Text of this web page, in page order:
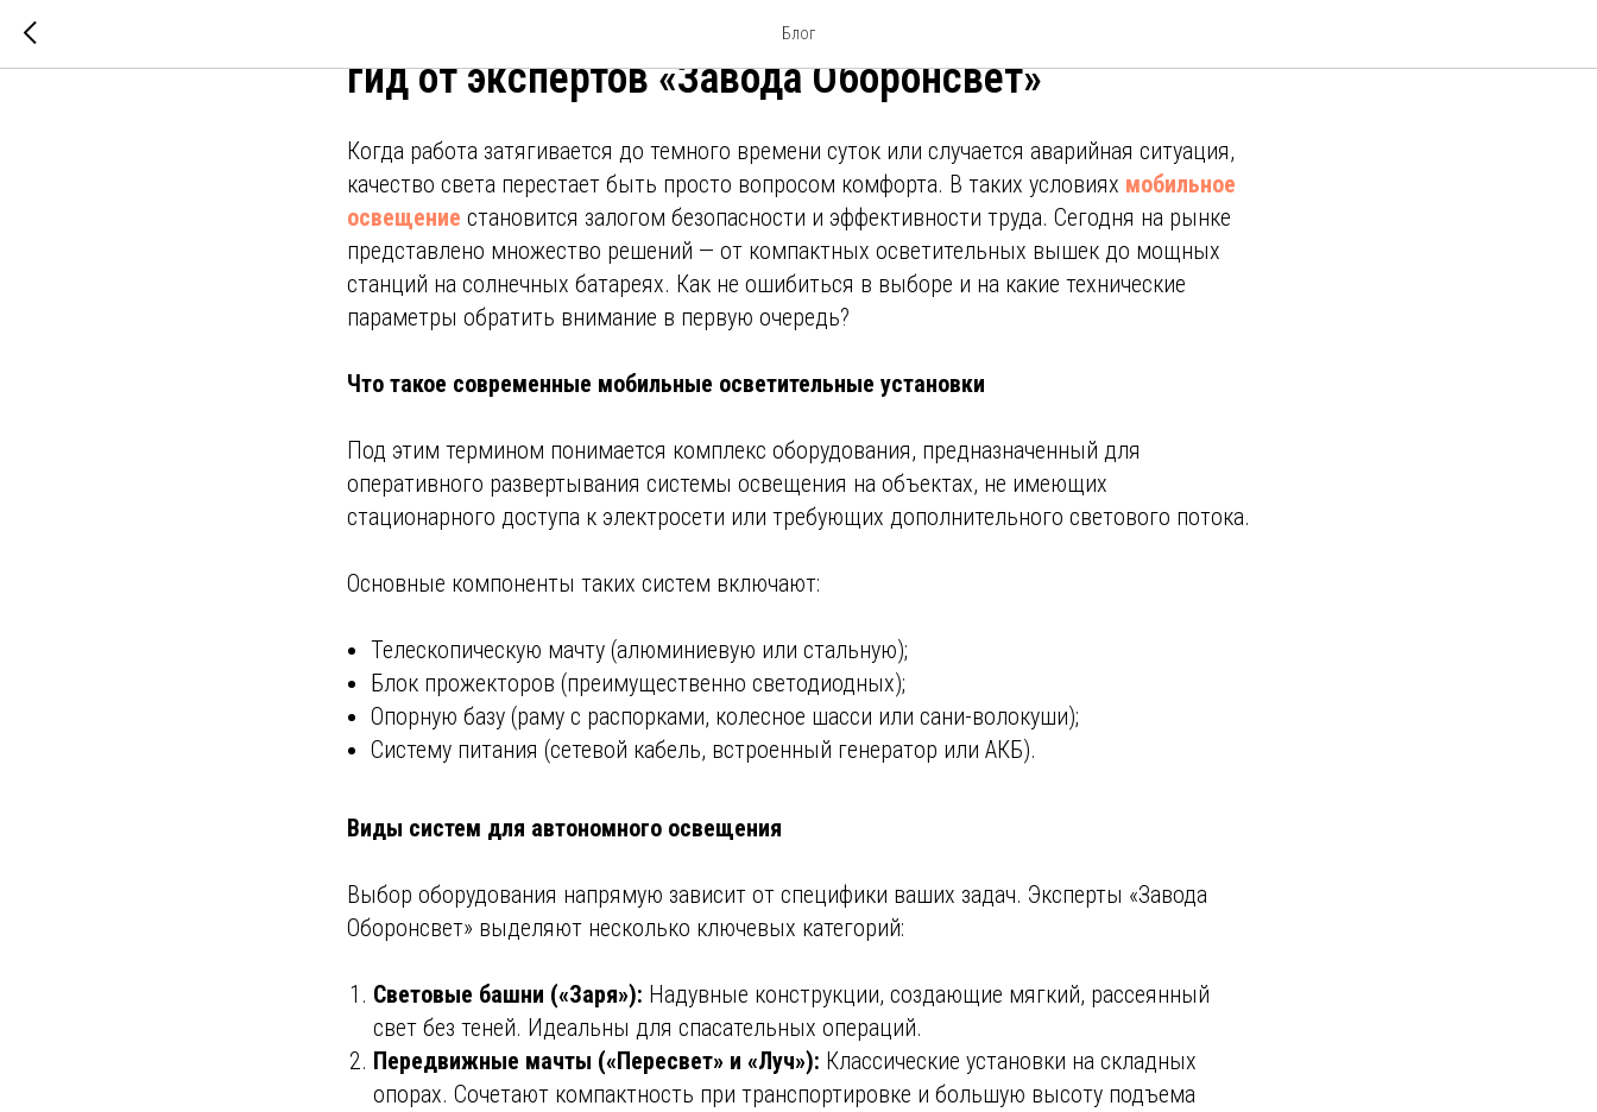
Блог
Как выбрать надежное мобильное освещение:
гид от экспертов «Завода Оборонсвет»
Когда работа затягивается до темного времени суток или случается аварийная ситуация,
качество света перестает быть просто вопросом комфорта. В таких условиях мобильное
освещение становится залогом безопасности и эффективности труда. Сегодня на рынке
представлено множество решений — от компактных осветительных вышек до мощных
станций на солнечных батареях. Как не ошибиться в выборе и на какие технические
параметры обратить внимание в первую очередь?
Что такое современные мобильные осветительные установки
Под этим термином понимается комплекс оборудования, предназначенный для
оперативного развертывания системы освещения на объектах, не имеющих
стационарного доступа к электросети или требующих дополнительного светового потока.
Основные компоненты таких систем включают:
Телескопическую мачту (алюминиевую или стальную);
Блок прожекторов (преимущественно светодиодных);
Опорную базу (раму с распорками, колесное шасси или сани-волокуши);
Систему питания (сетевой кабель, встроенный генератор или АКБ).
Виды систем для автономного освещения
Выбор оборудования напрямую зависит от специфики ваших задач. Эксперты «Завода
Оборонсвет» выделяют несколько ключевых категорий:
Световые башни («Заря»): Надувные конструкции, создающие мягкий, рассеянный
свет без теней. Идеальны для спасательных операций.
Передвижные мачты («Пересвет» и «Луч»): Классические установки на складных
опорах. Сочетают компактность при транспортировке и большую высоту подъема